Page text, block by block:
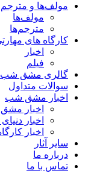
مولف‌ها و مترجم
مولف‌ها
مترجم‌ها
کارگاه های
اخبار
فیلم
گالری مشق شب
سوالات متداول
اخبار مشق شب
اخبار
اخبار
اخبار
سایر آثار
درباره ما
تماس با ما